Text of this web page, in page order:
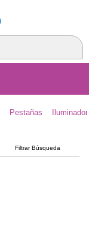
Pestañas
Filtrar Búsqueda